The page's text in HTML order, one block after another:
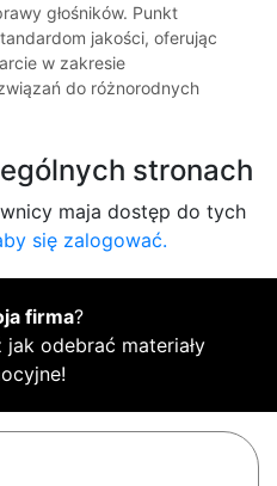
głośników. Punkt
jakości, oferując
w zakresie
do różnorodnych
stronach
maja dostęp do tych
się zalogować.
firma?
jak odebrać materiały